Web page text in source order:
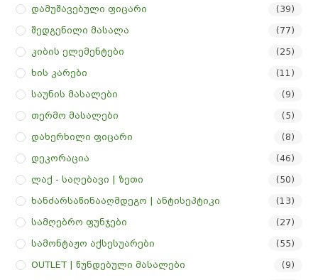
Დამუშავებული Ფიცარი (39)
Შედგენილი Მასალა (77)
Კიბის Ელემენტები (25)
Ხის Კარები (11)
Საუნის Მასალები (9)
Თერმო Მასალები (5)
Დახერხილი Ფიცარი (8)
Დეკორაცია (46)
Ლაქ - Საღებავი | Ზეთი (50)
Ხანძარსაწინააღმდეგო | Ანტისეპტიკი (13)
Სამღებრო Ფუნჯები (27)
Სამონტაჟო Აქსესუარები (55)
OUTLET | Წუნდებული Მასალები (9)